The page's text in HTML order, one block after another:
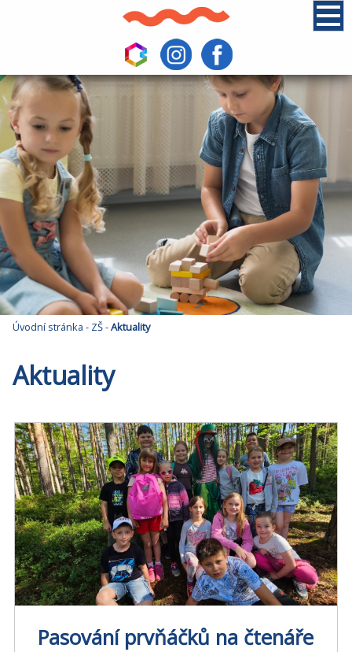
Úvodní stránka - ZŠ-Aktuality
Aktuality
Pasování prvňáčků na čtenáře